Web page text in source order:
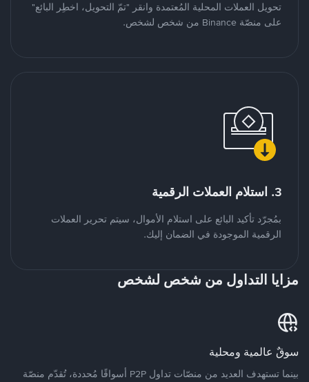
تحويل العملات المحلية المُعتمدة وانقر "تمّ التحويل، اخطِر البائع"
على منصّة Binance من شخص لشخص.
3. استلام العملات الرقمية
بمُجرّد تأكيد البائع على استلام الأموال، سيتم تحرير العملات
الرقمية الموجودة في الضمان إليك.
مزايا التداول من شخص لشخص
سوقٌ عالمية ومحلية
بينما تستهدف العديد من منصّات تداول P2P أسواقًا مُحددة، تُقدّم منصّة